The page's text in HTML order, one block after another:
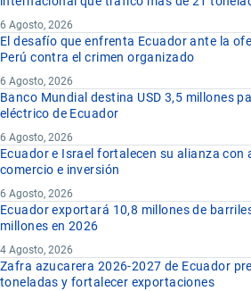
6 Agosto, 2026
El desafío que enfrenta Ecuador ante la
Perú contra el crimen organizado
6 Agosto, 2026
Banco Mundial destina USD 3,5 millones
eléctrico de Ecuador
6 Agosto, 2026
Ecuador e Israel fortalecen su alianza con
comercio e inversión
6 Agosto, 2026
Ecuador exportará 10,8 millones de
millones en 2026
4 Agosto, 2026
Zafra azucarera 2026-2027 de Ecuador
toneladas y fortalecer exportaciones